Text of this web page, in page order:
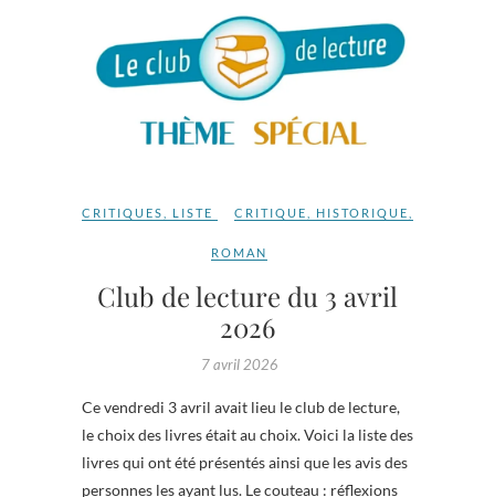
CRITIQUES LISTE CRITIQUE HISTORIQUE
ROMAN
Club de lecture du 3 avril
2026
7 avril 2026
Ce vendredi 3 avril avait lieu le club de lecture,
le choix des livres était au choix. Voici la liste des
livres qui ont été présentés ainsi que les avis des
personnes les ayant lus. Le couteau : réflexions